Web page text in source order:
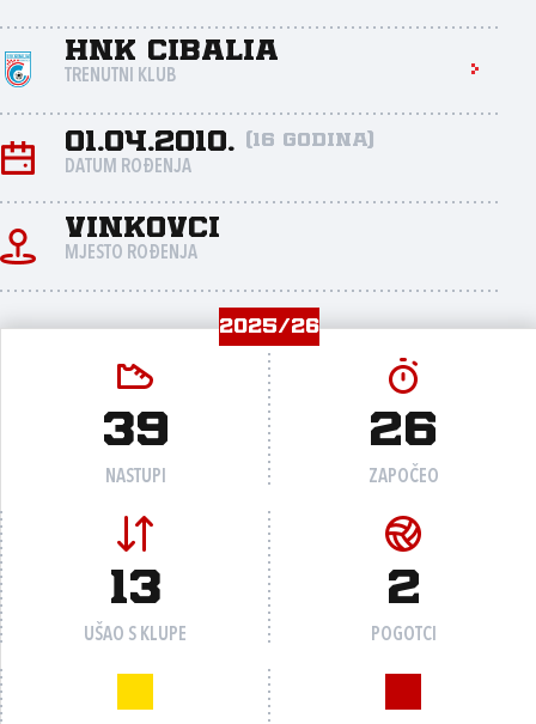
HNK Cibalia
TRENUTNI KLUB
01.04.2010. (16 godina)
DATUM ROĐENJA
Vinkovci
MJESTO ROĐENJA
2025/26
39
NASTUPI
26
ZAPOČEO
13
UŠAO S KLUPE
2
POGOTCI